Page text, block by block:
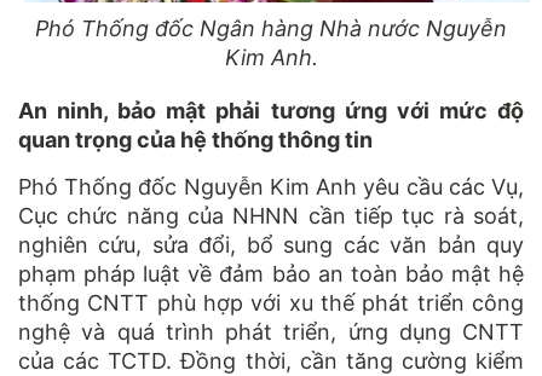
Phó Thống đốc Ngân hàng Nhà nước Nguyễn
Kim Anh.
An ninh, bảo mật phải tương ứng với mức độ
quan trọng của hệ thống thông tin
Phó Thống đốc Nguyễn Kim Anh yêu cầu các Vụ,
Cục chức năng của NHNN cần tiếp tục rà soát,
nghiên cứu, sửa đổi, bổ sung các văn bản quy
phạm pháp luật về đảm bảo an toàn bảo mật hệ
thống CNTT phù hợp với xu thế phát triển công
nghệ và quá trình phát triển, ứng dụng CNTT
của các TCTD. Đồng thời, cần tăng cường kiểm